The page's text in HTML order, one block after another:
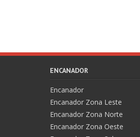
ENCANADOR
Encanador
Encanador Zona Leste
Encanador Zona Norte
Encanador Zona Oeste